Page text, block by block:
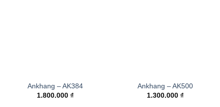
Ankhang – AK384
1.800.000 ₫
Ankhang – AK500
1.300.000 ₫